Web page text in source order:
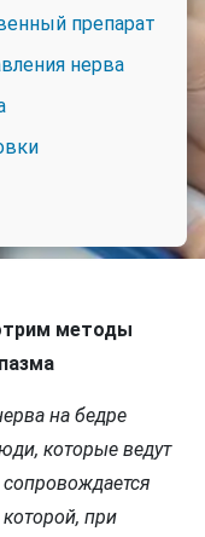
препарат
нерва
методы
на бедре
которые ведут
при